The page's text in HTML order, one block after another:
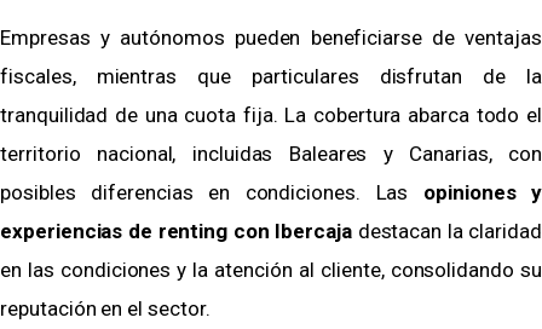
Empresas y autónomos pueden beneficiarse de ventajas
fiscales, mientras que particulares disfrutan de la
tranquilidad de una cuota fija. La cobertura abarca todo el
territorio nacional, incluidas Baleares y Canarias, con
posibles diferencias en condiciones. Las opiniones y
experiencias de renting con Ibercajadestacan la claridad
en las condiciones y la atención al cliente, consolidando su
reputación en el sector.